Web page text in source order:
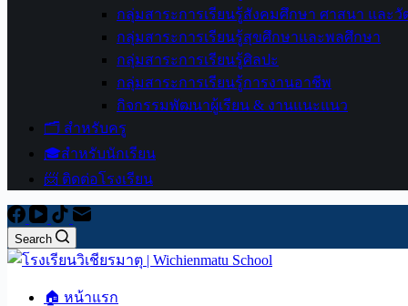
กลุ่มสาระการเรียนรู้สังคมศึกษา ศาสนา และ
กลุ่มสาระการเรียนรู้สุขศึกษาและพลศึกษา
กลุ่มสาระการเรียนรู้ศิลปะ
กลุ่มสาระการเรียนรู้การงานอาชีพ
กิจกรรมพัฒนาผู้เรียน & งานแนะแนว
🗂️ สำหรับครู
🎓สำหรับนักเรียน
📨 ติดต่อโรงเรียน
Search
🏠 หน้าแรก